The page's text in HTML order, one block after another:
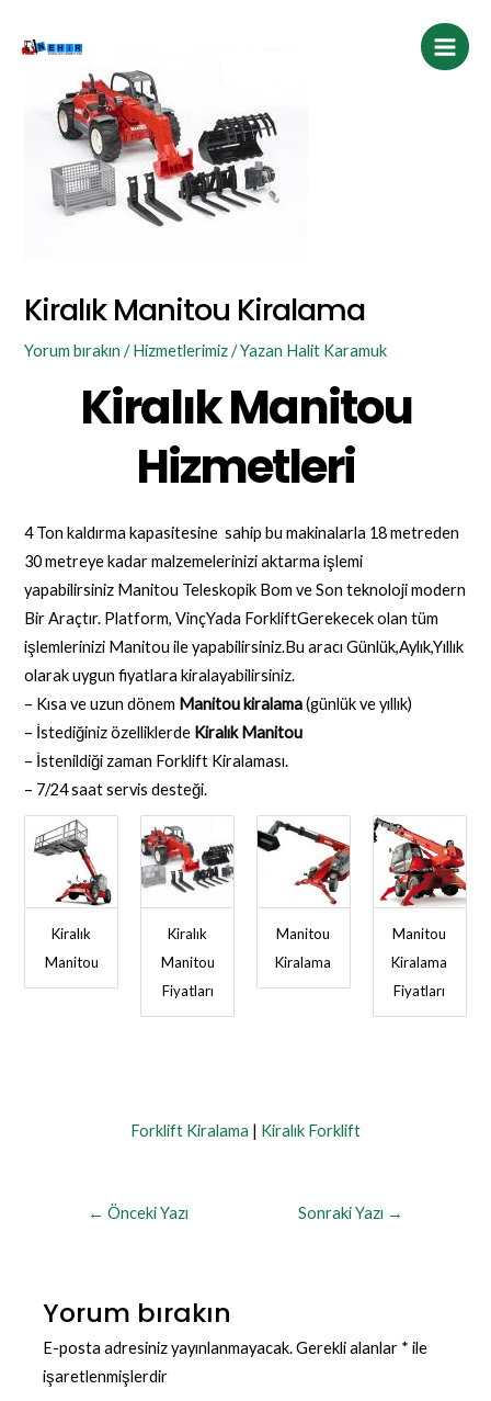
atla
Main
Kiralık Manitou Kiralama
Yorum bırakın /Hizmetlerimiz/ Yazan Halit Karamuk
Kiralık Manitou
Hizmetleri
4 Ton kaldırma kapasitesine sahip bu makinalarla 18 metreden
30 metreye kadar malzemelerinizi aktarma işlemi
yapabilirsiniz Manitou Teleskopik Bom ve Son teknoloji modern
Bir Araçtır. Platform, VinçYada ForkliftGerekecek olan tüm
işlemlerinizi Manitou ile yapabilirsiniz.Bu aracı Günlük,Aylık,Yıllık
olarak uygun fiyatlara kiralayabilirsiniz.
– Kısa ve uzun dönem Manitou kiralama(günlük ve yıllık)
– İstediğiniz özelliklerde Kiralık Manitou
– İstenildiği zaman Forklift Kiralaması.
– 7/24 saat servis desteği.
Kiralık
Manitou
Kiralık
Manitou
Fiyatları
Manitou
Kiralama
Manitou
Kiralama
Fiyatları
Forklift Kiralama | Kiralık Forklift
navigation
← Önceki Yazı Sonraki Yazı →
Yorum bırakın
E-posta adresiniz yayınlanmayacak.Gerekli alanlar * ile
işaretlenmişlerdir